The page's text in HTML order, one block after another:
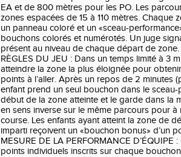
EA et de 800 mètres pour les PO. Les
zones espacées de 15 à 110 mètres. Chaque
un panneau coloré et un «sceau-
bouchons colorés et numérotés. Un juge
présent au niveau de chaque départ de zone.
RÈGLES DU JEU : Dans un temps limité à 3
atteindre la zone la plus éloignée pour
points à l’aller. Après un repos de 2 minutes
enfant prend un seul bouchon dans le
début de la zone atteinte et le garde dans la
en sens inverse sur le même parcours pour à
course. Les enfants ayant atteint la zone de
imparti reçoivent un «bouchon bonus» d’un
MESURE DE LA PERFORMANCE D’ÉQUIPE
points individuels inscrits sur chaque